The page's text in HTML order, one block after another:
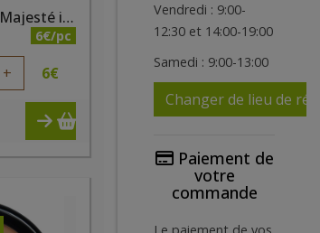
Fard multi-usages Majesté irisé bio
6€/pc
+ 6€
Vendredi : 9:00-
12:30 et 14:00-19:00
Samedi : 9:00-13:00
Changer de lieu de
Paiement de
votre
commande